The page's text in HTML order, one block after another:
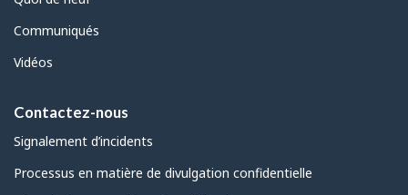
Communiqués
Vidéos
Contactez-nous
Signalement d’incidents
Processus en matière de divulgation confidentielle